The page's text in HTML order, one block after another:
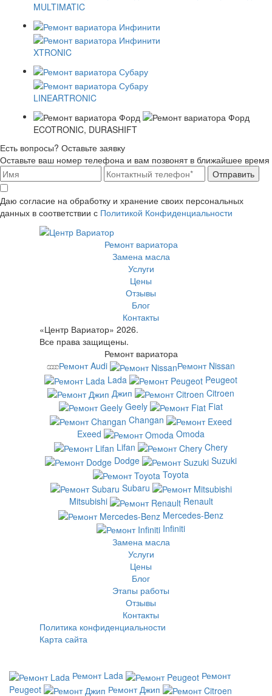
MULTIMATIC
XTRONIC
LINEARTRONIC
ECOTRONIC, DURASHIFT
Есть вопросы? Оставьте заявку
Оставьте ваш номер телефона и вам позвонят в ближайшее время
Отправить
Даю согласие на обработку и хранение своих персональных
данных в соответствии с Политикой Конфиденциальности
Ремонт вариатора
Замена масла
Услуги
Цены
Отзывы
Блог
Контакты
«Центр Вариатор» 2026.
Все права защищены.
Ремонт вариатора
Ремонт Audi
Ремонт Nissan
Lada
Peugeot
Джип
Citroen
Geely
Fiat
Changan
Exeed
Omoda
Lifan
Chery
Dodge
Suzuki
Toyota
Subaru
Mitsubishi
Renault
Mercedes-Benz
Infiniti
Замена масла
Услуги
Цены
Блог
Этапы работы
Отзывы
Контакты
Политика конфиденциальности
Карта сайта
Ремонт Lada
Ремонт
Peugeot
Ремонт Джип